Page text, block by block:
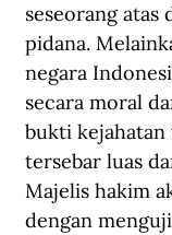
seseorang atas
pidana.
negara
secara moral
bukti kejahatan
tersebar luas
Majelis hakim
dengan